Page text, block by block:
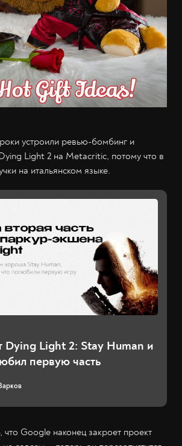
устроили ревью-бомбинг и
Light 2 на Metacritic, потому что в
на итальянском языке.
Dying Light 2: Stay Human и
первую часть
, что Google наконец закроет проект